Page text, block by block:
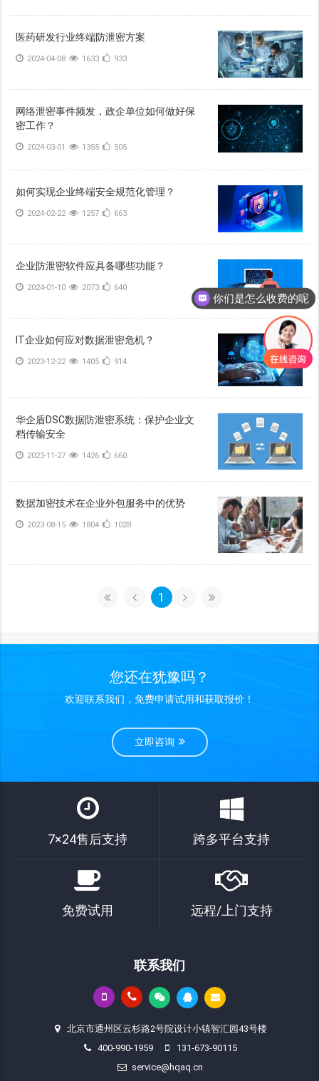
医药研发行业终端防泄密方案
2024-04-08 1633 933
网络泄密事件频发，政企单位如何做好保
密工作？
2024-03-01 1355 505
如何实现企业终端安全规范化管理？
2024-02-22 1257 663
企业防泄密软件应具备哪些功能？
2024-01-10 2073 640
IT企业如何应对数据泄密危机？
2023-12-22 1405 914
华企盾DSC数据防泄密系统：保护企业文
档传输安全
2023-11-27 1426 660
数据加密技术在企业外包服务中的优势
2023-08-15 1804 1028
1
您还在犹豫吗？
欢迎联系我们，免费申请试用和获取报价！
立即咨询
7×24售后支持 跨多平台支持
免费试用 远程/上门支持
联系我们
北京市通州区云杉路2号院设计小镇智汇园43号楼
400-990-1959
131-673-90115
service@hqaq.cn
你们是怎么收费的呢